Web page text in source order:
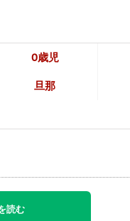
0歳児
旦那
読む